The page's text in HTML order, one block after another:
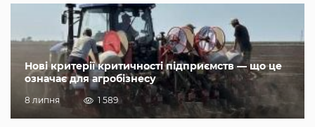
Нові критерії критичності підприємств — що це
означає для агробізнесу
8 липня 1 589